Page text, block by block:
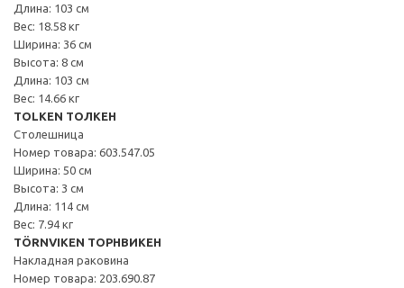
Длина: 103 см
Вес: 18.58 кг
Ширина: 36 см
Высота: 8 см
Длина: 103 см
Вес: 14.66 кг
TOLKEN ТОЛКЕН
Столешница
Номер товара: 603.547.05
Ширина: 50 см
Высота: 3 см
Длина: 114 см
Вес: 7.94 кг
TÖRNVIKEN ТОРНВИКЕН
Накладная раковина
Номер товара: 203.690.87